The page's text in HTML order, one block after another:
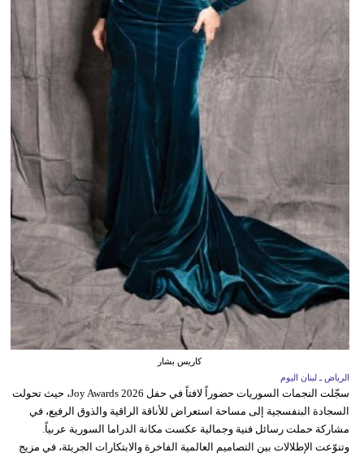
كاريس بشار
الرياض ـ لبنان اليوم
سجّلت النجمات السوريات حضوراً لافتاً في حفل Joy Awards 2026، حيث تحولت
السجادة البنفسجية إلى مساحة استعراض للأناقة الراقية والذوق الرفيع، في
مشاركة حملت رسائل فنية وجمالية عكست مكانة الدراما السورية عربياً.
وتنوّعت الإطلالات بين التصاميم العالمية الفاخرة والابتكارات الجريئة، في مزيج